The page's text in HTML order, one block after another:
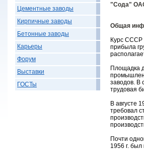
Цементные заводы
Кирпичные заводы
Бетонные заводы
Карьеры
Форум
Выставки
ГОСТы
"Сода"
Общая
Курс СССР
прибыла
Площадка
заводов. В
трудовая
В августе
требовал
Почти
1956 г.